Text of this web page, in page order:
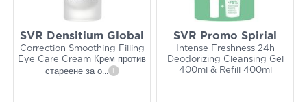
SVR Densitium Global
Correction Smoothing Filling
Eye Care Cream Крем против
стареене за о... i
SVR Promo Spirial
Intense Freshness 24h
Deodorizing Cleansing Gel
400ml & Refill 400ml